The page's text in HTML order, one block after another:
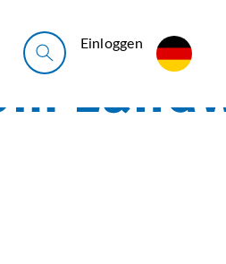
Ein­log­gen